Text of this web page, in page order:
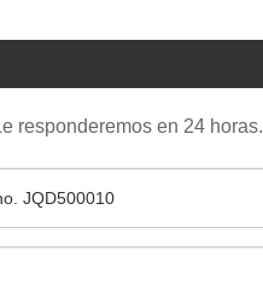
responderemos en 24 horas.